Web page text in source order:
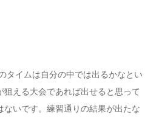
タイムは自分の中では出るかなとい
狙える大会であれば出せると思って
ないです。練習通りの結果が出たな